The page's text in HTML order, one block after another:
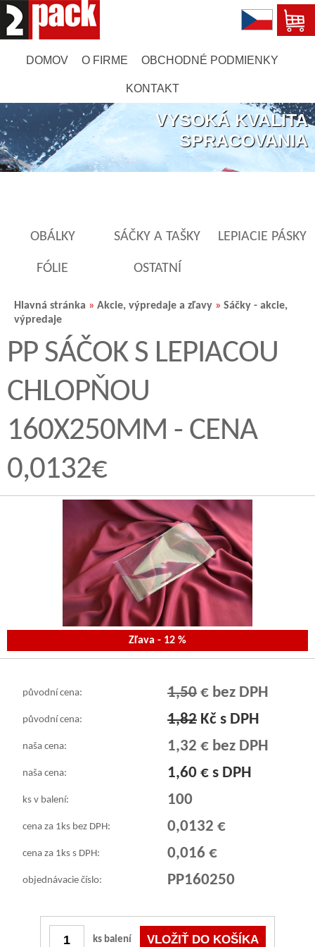
DOMOV O FIRME OBCHODNÉ PODMIENKY
KONTAKT
VYSOKÁ KVALITA
SPRACOVANIA
OBÁLKY SÁČKY A TAŠKY LEPIACIE PÁSKY
FÓLIE OSTATNÍ
Hlavná stránka » Akcie, výpredaje a zľavy » Sáčky - akcie,
výpredaje
PP SÁČOK S LEPIACOU
CHLOPŇOU
160X250MM - CENA
0,0132€
Zľava - 12 %
původní cena: 1,50 € bez DPH
původní cena: 1,82 Kč s DPH
naša cena: 1,32 € bez DPH
naša cena: 1,60 € s DPH
ks v balení: 100
cena za 1ks bez DPH: 0,0132 €
cena za 1ks s DPH: 0,016 €
objednávacie číslo: PP160250
ks balení